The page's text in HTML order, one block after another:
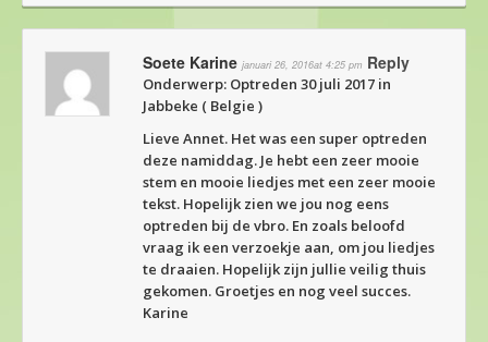
Soete Karine januari 26, 2016at 4:25 pm Reply
Onderwerp: Optreden 30 juli 2017 in
Jabbeke ( Belgie )
Lieve Annet. Het was een super optreden
deze namiddag. Je hebt een zeer mooie
stem en mooie liedjes met een zeer mooie
tekst. Hopelijk zien we jou nog eens
optreden bij de vbro. En zoals beloofd
vraag ik een verzoekje aan, om jou liedjes
te draaien. Hopelijk zijn jullie veilig thuis
gekomen. Groetjes en nog veel succes.
Karine